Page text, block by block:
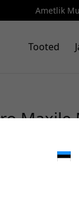
Ametlik
Tooted
Maxile